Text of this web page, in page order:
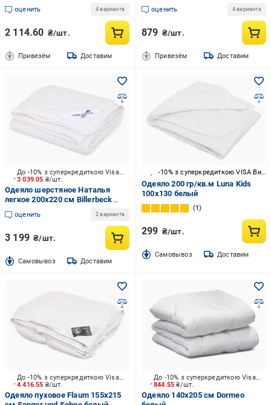
140х205 см (0234-10/01)
оценить 4 варианта
2 114.60 ₴/шт.
Привезём Доставим
(2275731930)
оценить 4 варианта
879 ₴/шт.
Привезём Доставим
3 039.05 ₴/шт.
До -10% з суперкредиткою Visa Вигода
Одеяло шерстяное Наталья
легкое 200x220 см Billerbeck
белый
оценить 2 варианта
3 199 ₴/шт.
Cамовывоз Доставим
-10% з суперкредиткою VISA Вигода
Одеяло 200 гр/кв.м Luna Kids
100x130 белый
1
299 ₴/шт.
Cамовывоз Доставим
4 416.55 ₴/шт.
До -10% з суперкредиткою Visa Вигода
Одеяло пуховое Flaum 155x215
844.55₴/шт.
До -10% з суперкредиткою Visa Вигода
Одеяло 140x205 см Dormeo